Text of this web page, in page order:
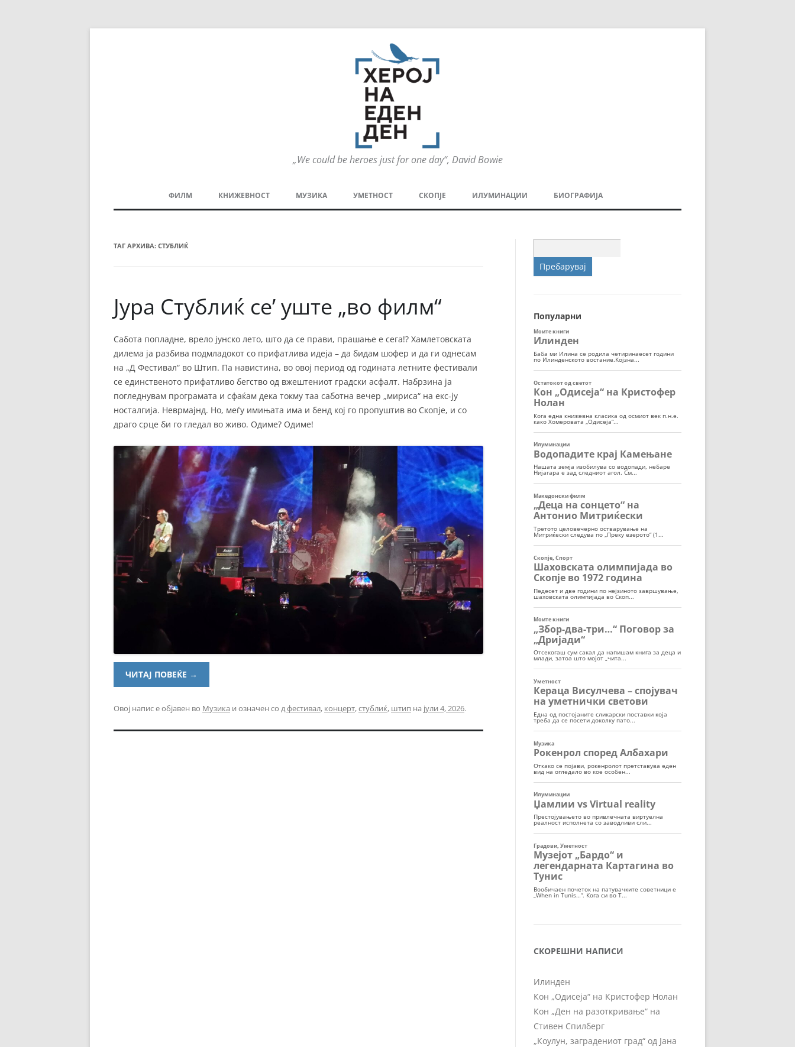
„We could be heroes just for one day“, David Bowie
содржината
ФИЛМ
ЖАНРОВИ
ФЕСТИВАЛИ
ФИЛМОПОЛИС
КНИЖЕВНОСТ МУЗИКА УМЕТНОСТ СКОПЈЕ ИЛУМИНАЦИИ
СПОРТ
БИОГРАФИЈА
ТАГ АРХИВА: СТУБЛИЌ
Јура Стублиќ се’ уште „во филм“
Сабота попладне, врело јунско лето, што да се прави, прашање е сега!? Хамлетовската
дилема ја разбива подмладокот со прифатлива идеја – да бидам шофер и да ги однесам
на „Д Фестивал“ во Штип. Па навистина, во овој период од годината летните фестивали
се единственото прифатливо бегство од вжештениот градски асфалт. Набрзина ја
погледнувам програмата и сфаќам дека токму таа саботна вечер „мириса“ на екс-ју
носталгија. Неврмајнд. Но, меѓу имињата има и бенд кој го пропуштив во Скопје, и со
драго срце би го гледал во живо. Одиме? Одиме!
ЧИТАЈ ПОВЕЌЕ →
Овој напис е објавен во Музика и означен со д фестивал, концерт,стублиќ, штип на јули 4, 2026.
за:
Популарни
СКОРЕШНИ НАПИСИ
Илинден
Кон „Одисеја“ на Кристофер Нолан
Кон „Ден на разоткривање“ на
Стивен Спилберг
„Коулун, заградениот град“ од Јана